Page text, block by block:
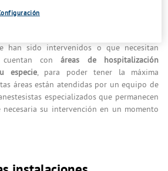
han sido intervenidos o que necesitan
cuentan conáreas de hospitalización
especie, para poder tener la máxima
áreas están atendidas por un equipo de
especializados que permanecen
su intervención en un momento